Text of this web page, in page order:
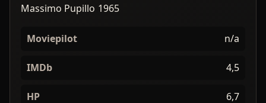
Massimo Pupillo 1965
Moviepilot n/a
IMDb 4,5
HP 6,7